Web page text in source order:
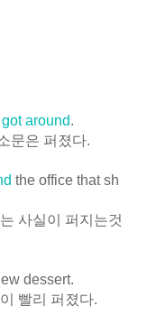
around.
문은 퍼졌다.
the office that sh
사실이 퍼지는것
dessert.
빨리 퍼졌다.